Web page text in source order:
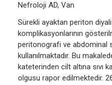
Nefroloji AD, Van
Sürekli ayaktan periton
komplikasyonlarının
peritonografi ve abdominal
kullanılmaktadır. Bu
kateterinden cilt altına sıvı
olgusu rapor edilmektedir.